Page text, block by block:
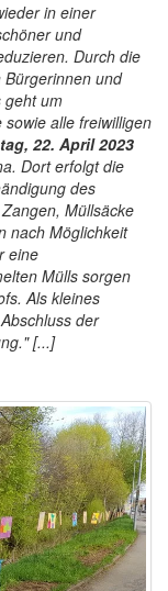
in einer
und
Durch die
und
geht um
alle freiwilligen
22. April 2023
Dort erfolgt die
des
Müllsäcke
nach Möglichkeit
eine
Mülls sorgen
Als kleines
der
[...]